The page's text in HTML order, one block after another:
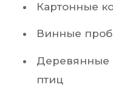
Картонные
Винные
Деревянные
птиц